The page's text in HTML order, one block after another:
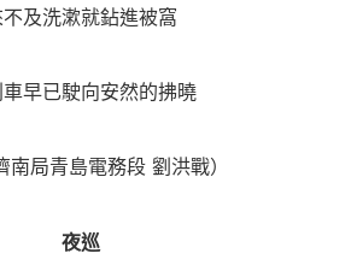
不及洗漱就鉆進被窩
早已駛向安然的拂曉
南局青島電務段 劉洪戰）
夜巡